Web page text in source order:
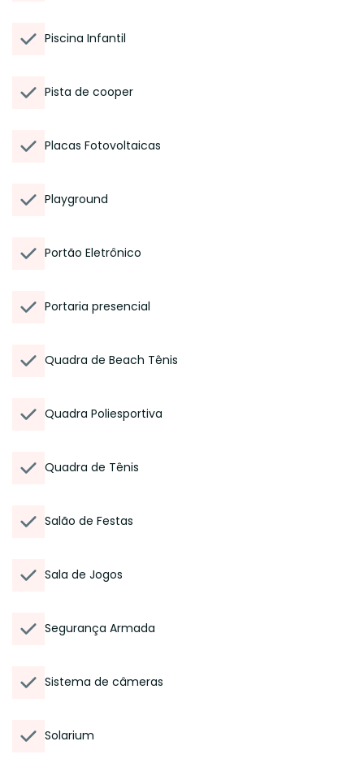
Piscina Infantil
Pista de cooper
Placas Fotovoltaicas
Playground
Portão Eletrônico
Portaria presencial
Quadra de Beach Tênis
Quadra Poliesportiva
Quadra de Tênis
Salão de Festas
Sala de Jogos
Segurança Armada
Sistema de câmeras
Solarium